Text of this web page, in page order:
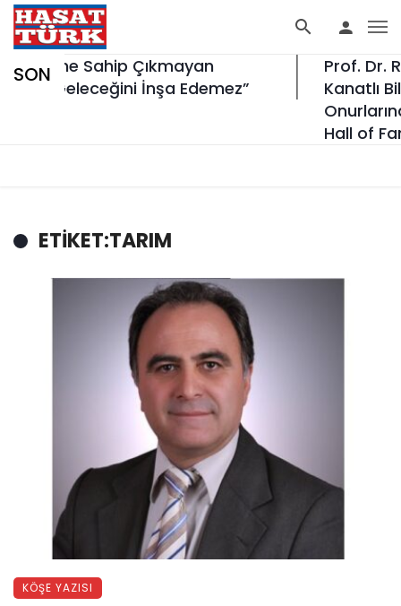
SONSahip Çıkmayan
Geleceğini İnşa Edemez”
Prof. Dr.
Kanatlı
Hall of
ETIKET:TARIM
KÖŞE YAZISI